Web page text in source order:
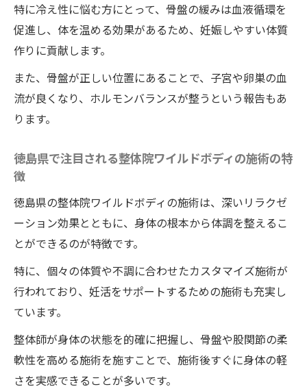
妊娠しやすい体質を作るための整体院ワイ
ルドボディのアプローチ
験がもたらす冷え改善事例
整体院ワイルドボディの施術による血流促
冷え性が妊活に与える影響とその対処法
性改善と妊娠準備のリンク
骨盤の整体効果が妊活に与える影響とワイルド
ボディでの改善
整体院ワイルドボディで骨盤を整えて妊娠
の可能性
妊活における骨盤整体の重要性とその効果
特に冷え性に悩む方にとって、骨盤の緩みは血液循環を
促進し、体を温める効果があるため、妊娠しやすい体質
作りに貢献します。
また、骨盤が正しい位置にあることで、子宮や卵巣の血
流が良くなり、ホルモンバランスが整うという報告もあ
ります。
徳島県で注目される整体院ワイルドボディの施術の特
徴
徳島県の整体院ワイルドボディの施術は、深いリラクゼ
ーション効果とともに、身体の根本から体調を整えるこ
とができるのが特徴です。
特に、個々の体質や不調に合わせたカスタマイズ施術が
行われており、妊活をサポートするための施術も充実し
ています。
整体師が身体の状態を的確に把握し、骨盤や股関節の柔
軟性を高める施術を施すことで、施術後すぐに身体の軽
さを実感できることが多いです。